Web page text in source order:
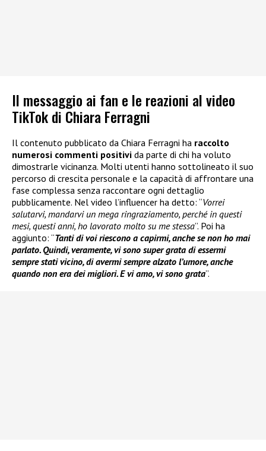
Il messaggio ai fan e le reazioni al video
TikTok di Chiara Ferragni
Il contenuto pubblicato da Chiara Ferragni ha raccolto
numerosi commenti positivi da parte di chi ha voluto
dimostrarle vicinanza. Molti utenti hanno sottolineato il suo
percorso di crescita personale e la capacità di affrontare una
fase complessa senza raccontare ogni dettaglio
pubblicamente. Nel video l’influencer ha detto: “Vorrei
salutarvi, mandarvi un mega ringraziamento, perché in questi
mesi, questi anni, ho lavorato molto su me stessa”. Poi ha
aggiunto: “Tanti di voi riescono a capirmi, anche se non ho mai
parlato. Quindi, veramente, vi sono super grata di essermi
sempre stati vicino, di avermi sempre alzato l’umore, anche
quando non era dei migliori. E vi amo, vi sono grata”.